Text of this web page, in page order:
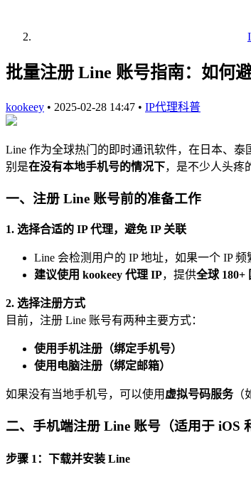
批量注册 Line 账号指南：如何避
kookeey • 2025-02-28 14:47 • IP代理科普
Line 作为全球热门的即时通讯软件，在日本、
别是在没有本地手机号的情况下，是不少人头疼
一、注册 Line 账号前的准备工作
1. 选择合适的 IP 代理，避免 IP 关联
Line 会检测用户的 IP 地址，如果一个 IP
建议使用 kookeey 代理 IP，提供全球 180+
2. 选择注册方式
目前，注册 Line 账号有两种主要方式：
使用手机注册（绑定手机号）
使用电脑注册（绑定邮箱）
如果没有当地手机号，可以使用 虚拟号码服务（
二、手机端注册 Line 账号（适用于 iOS
步骤 1：下载并安装 Line